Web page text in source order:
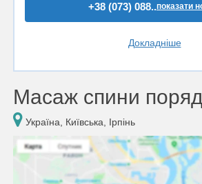
+38 (073) 088..показати
Докладніше
Масаж спини
Україна, Київська, Ірпінь